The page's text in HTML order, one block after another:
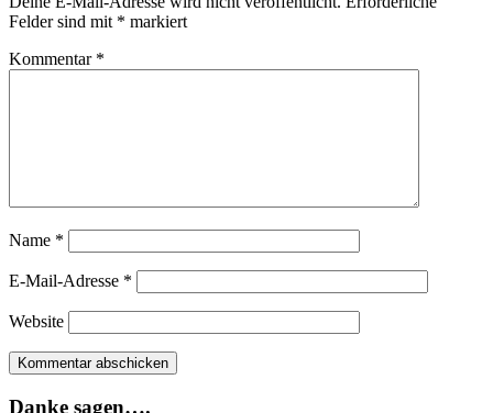
Felder sind mit * markiert
Kommentar *
Name *
E-Mail-Adresse *
Website
Danke sagen….